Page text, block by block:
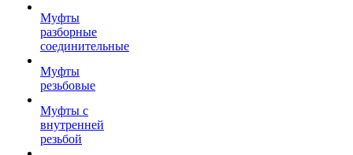
Муфты
разборные
соединительные
Муфты
резьбовые
Муфты с
внутренней
резьбой